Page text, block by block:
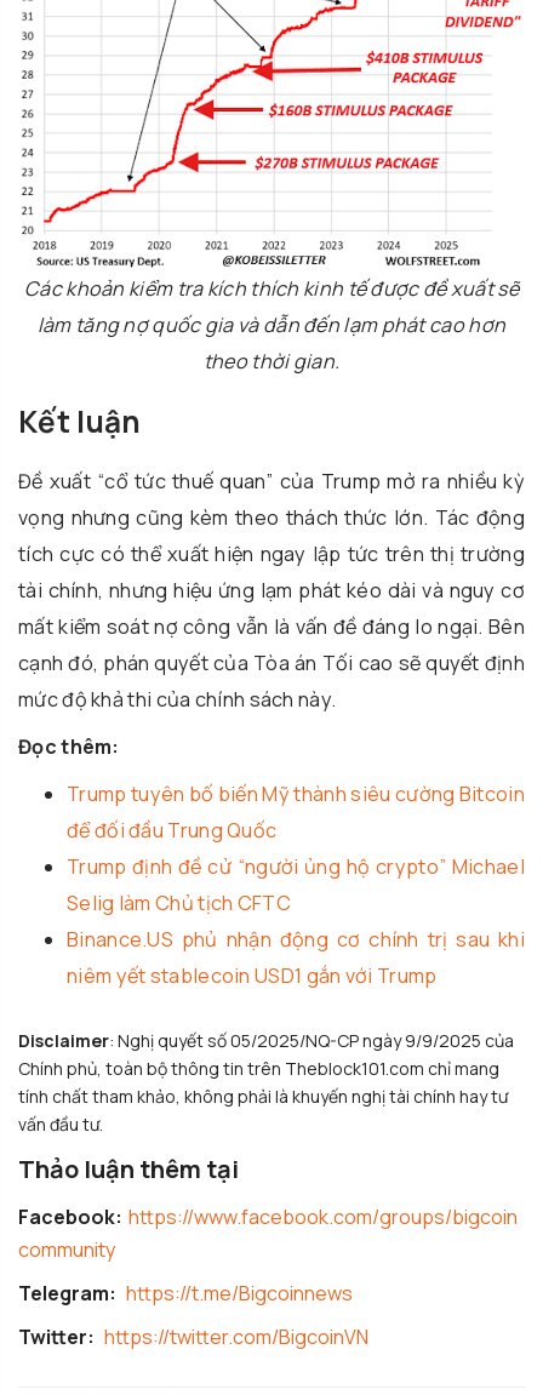
Các khoản kiểm tra kích thích kinh tế được đề xuất sẽ
làm tăng nợ quốc gia và dẫn đến lạm phát cao hơn
theo thời gian.
Kết luận
Đề xuất “cổ tức thuế quan” của Trump mở ra nhiều kỳ
vọng nhưng cũng kèm theo thách thức lớn. Tác động
tích cực có thể xuất hiện ngay lập tức trên thị trường
tài chính, nhưng hiệu ứng lạm phát kéo dài và nguy cơ
mất kiểm soát nợ công vẫn là vấn đề đáng lo ngại. Bên
cạnh đó, phán quyết của Tòa án Tối cao sẽ quyết định
mức độ khả thi của chính sách này.
Đọc thêm:
Trump tuyên bố biến Mỹ thành siêu cường Bitcoin
để đối đầu Trung Quốc
Trump định đề cử “người ủng hộ crypto” Michael
Selig làm Chủ tịch CFTC
Binance.US phủ nhận động cơ chính trị sau khi
niêm yết stablecoin USD1 gắn với Trump
Disclaimer: Nghị quyết số 05/2025/NQ-CP ngày 9/9/2025 của
Chính phủ, toàn bộ thông tin trên Theblock101.com chỉ mang
tính chất tham khảo, không phải là khuyến nghị tài chính hay tư
vấn đầu tư.
Thảo luận thêm tại
Facebook: https://www.facebook.com/groups/bigcoin
community
Telegram: https://t.me/Bigcoinnews
Twitter: https://twitter.com/BigcoinVN